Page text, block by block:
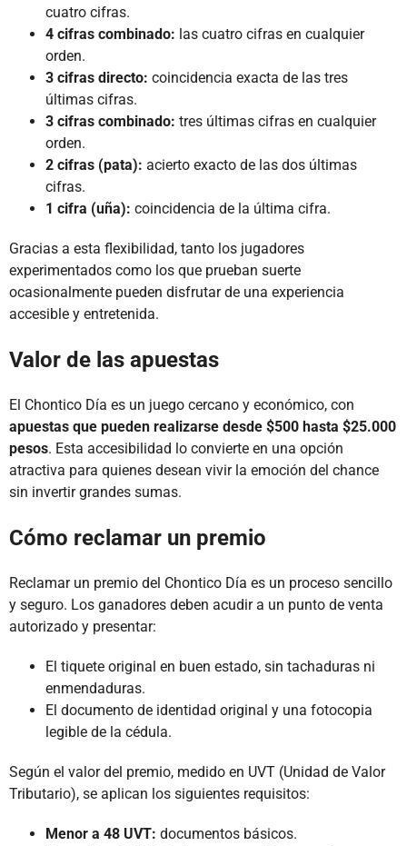
cuatro cifras.
4 cifras combinado: las cuatro cifras en cualquier
orden.
3 cifras directo: coincidencia exacta de las tres
últimas cifras.
3 cifras combinado: tres últimas cifras en cualquier
orden.
2 cifras (pata): acierto exacto de las dos últimas
cifras.
1 cifra (uña): coincidencia de la última cifra.
Gracias a esta flexibilidad, tanto los jugadores
experimentados como los que prueban suerte
ocasionalmente pueden disfrutar de una experiencia
accesible y entretenida.
Valor de las apuestas
El Chontico Día es un juego cercano y económico, con
apuestas que pueden realizarse desde $500 hasta $25.000
pesos. Esta accesibilidad lo convierte en una opción
atractiva para quienes desean vivir la emoción del chance
sin invertir grandes sumas.
Cómo reclamar un premio
Reclamar un premio del Chontico Día es un proceso sencillo
y seguro. Los ganadores deben acudir a un punto de venta
autorizado y presentar:
El tiquete original en buen estado, sin tachaduras ni
enmendaduras.
El documento de identidad original y una fotocopia
legible de la cédula.
Según el valor del premio, medido en UVT (Unidad de Valor
Tributario), se aplican los siguientes requisitos:
Menor a 48 UVT: documentos básicos.